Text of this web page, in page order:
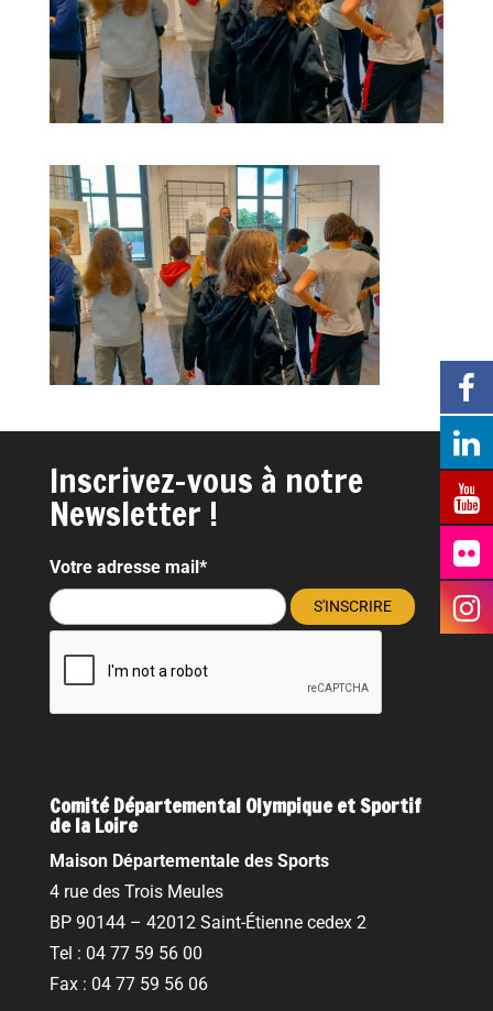
Inscrivez-vous à notre
Newsletter !
Votre adresse mail*
Comité Départemental Olympique et Sportif
de la Loire
Maison Départementale des Sports
4 rue des Trois Meules
BP 90144 – 42012 Saint-Étienne cedex 2
Tel : 04 77 59 56 00
Fax : 04 77 59 56 06